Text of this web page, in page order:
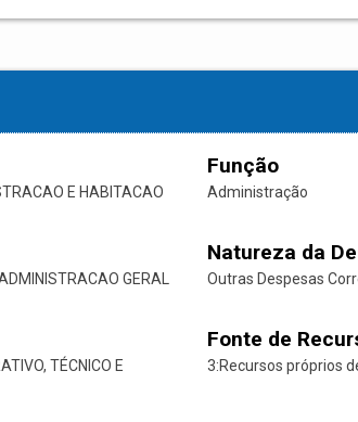
E HABITACAO
Função
Administração
GERAL
Natureza da
Outras Despesas
TÉCNICO E
Fonte de
3:Recursos próprios